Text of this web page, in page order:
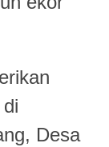
Desa